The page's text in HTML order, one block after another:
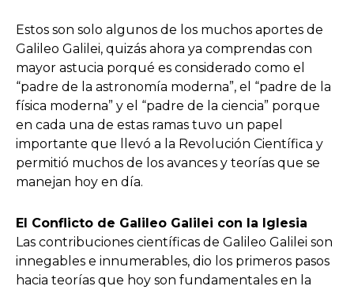
Estos son solo algunos de los muchos aportes de
Galileo Galilei, quizás ahora ya comprendas con
mayor astucia porqué es considerado como el
“padre de la astronomía moderna”, el “padre de la
física moderna” y el “padre de la ciencia” porque
en cada una de estas ramas tuvo un papel
importante que llevó a la Revolución Científica y
permitió muchos de los avances y teorías que se
manejan hoy en día.
El Conflicto de Galileo Galilei con la Iglesia
Las contribuciones científicas de Galileo Galilei son
innegables e innumerables, dio los primeros pasos
hacia teorías que hoy son fundamentales en la